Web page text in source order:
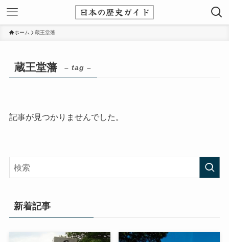
ホーム 蔵王堂藩
蔵王堂藩 – tag –
記事が見つかりませんでした。
新着記事